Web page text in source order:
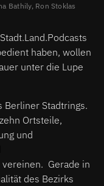
Bathily, Ron Stoklas
haben, wollen
unter die Lupe
Berliner Stadtrings.
Ortsteile,
und
Gerade in
des Bezirks